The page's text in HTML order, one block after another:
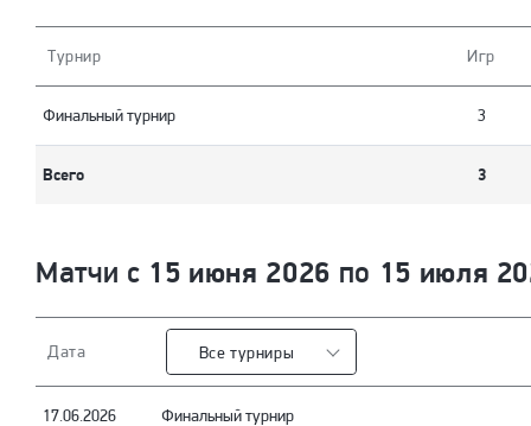
Турнир Игр
Финальный турнир 3
Всего 3
Матчи с 15 июня 2026 по 15 июля
Дата Все турниры
17.06.2026 Финальный турнир